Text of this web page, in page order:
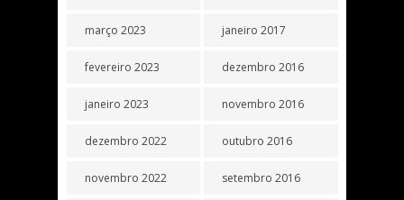
março 2023
fevereiro 2023
janeiro 2023
dezembro 2022
novembro 2022
janeiro 2017
dezembro 2016
novembro 2016
outubro 2016
setembro 2016